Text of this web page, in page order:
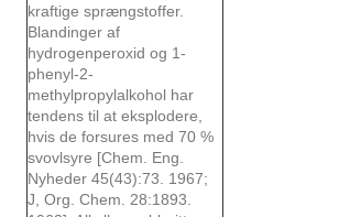
kraftige sprængstoffer.
Blandinger af
hydrogenperoxid og 1-
phenyl-2-
methylpropylalkohol har
tendens til at eksplodere,
hvis de forsures med 70 %
svovlsyre [Chem. Eng.
Nyheder 45(43):73. 1967;
J, Org. Chem. 28:1893.